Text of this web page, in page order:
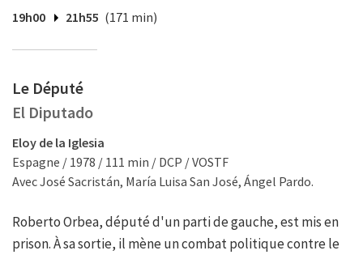
19h00 21h55 (171 min)
Le Député
El Diputado
Eloy de la Iglesia
Espagne / 1978 / 111 min / DCP / VOSTF
Avec José Sacristán, María Luisa San José, Ángel Pardo.
Roberto Orbea, député d'un parti de gauche, est mis en
prison. À sa sortie, il mène un combat politique contre le